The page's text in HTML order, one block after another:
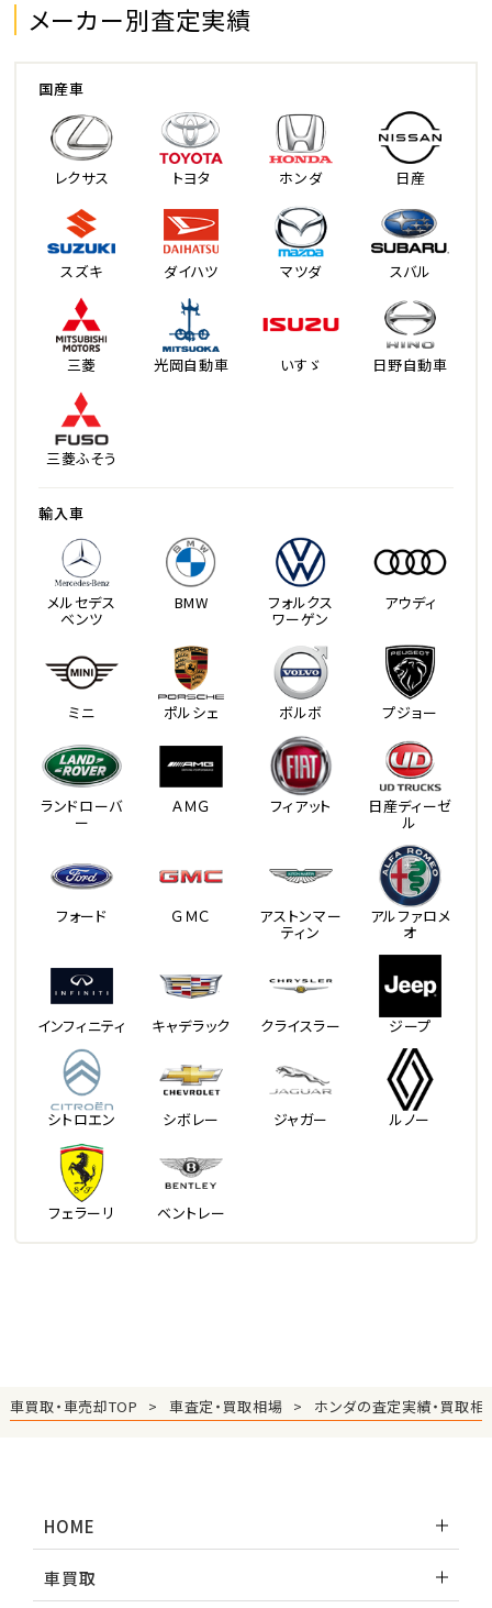
メーカー別査定実績
国産車
レクサス トヨタ ホンダ 日産
スズキ ダイハツ マツダ スバル
三菱 光岡自動車 いすゞ 日野自動車
三菱ふそう
輸入車
メルセデス
ベンツ
BMW フォルクス
ワーゲン
アウディ
ミニ ポルシェ ボルボ プジョー
ランドローバ
ー
ＡＭＧ フィアット 日産ディーゼ
ル
フォード ＧＭＣ アストンマー
ティン
アルファロメ
オ
インフィニティ キャデラック クライスラー ジープ
シトロエン シボレー ジャガー ルノー
フェラーリ ベントレー
車買取・車売却TOP 車査定・買取相場 ホンダの査定実績・買取相
HOME
車買取